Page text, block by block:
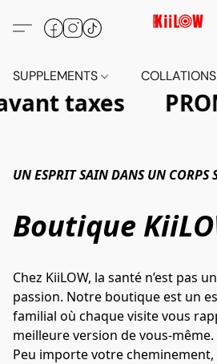
SUPPLEMENTS
taxes
UN ESPRIT SAIN DANS UN CORPS
Boutique
Chez KiiLOW, la santé n’est pas
passion. Notre boutique est un
familial où chaque visite vous
meilleure version de vous-même.
Peu importe votre cheminement,